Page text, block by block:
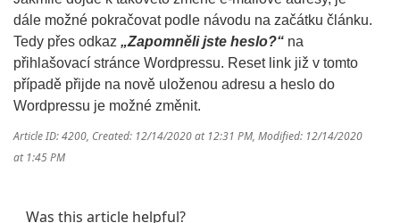
dále možné pokračovat podle návodu na začátku článku.
Tedy přes odkaz „Zapomněli jste heslo?“ na
přihlašovací stránce Wordpressu. Reset link již v tomto
případě přijde na nově uloženou adresu a heslo do
Wordpressu je možné změnit.
Article ID: 4200, Created: 12/14/2020 at 12:31 PM, Modified: 12/14/2020
at 1:45 PM
Was this article helpful?